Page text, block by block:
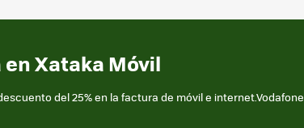
Xataka Móvil
del 25% en la factura de móvil e internet.Vodafone